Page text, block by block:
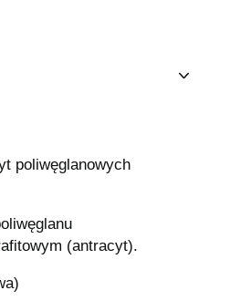
poliwęglanowych
(antracyt).